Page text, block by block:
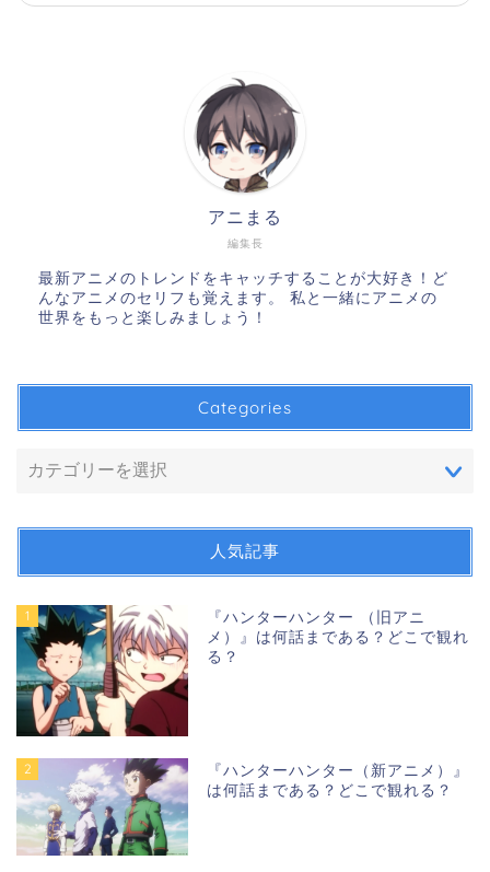
編集長
アニまる
最新アニメのトレンドをキャッチすることが大好き！ど
んなアニメのセリフも覚えます。 私と一緒にアニメの
世界をもっと楽しみましょう！
Categories
人気記事
1
『ハンターハンター （旧アニ
メ）』は何話まである？どこで観れ
る？
2
『ハンターハンター（新アニメ）』
は何話まである？どこで観れる？